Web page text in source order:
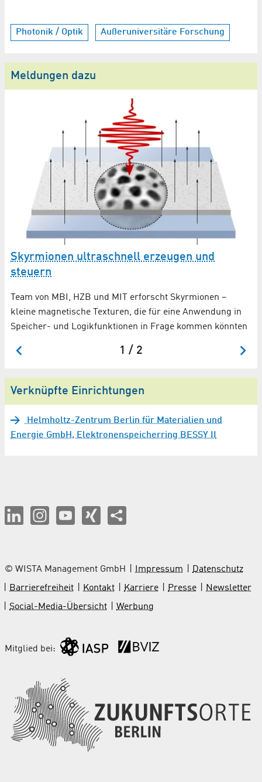
Photonik / Optik Außeruniversitäre Forschung
Meldungen dazu
Skyrmionen ultraschnell erzeugen und
steuern
Team von MBI, HZB und MIT erforscht Skyrmionen –
kleine magnetische Texturen, die für eine Anwendung in
Speicher- und Logikfunktionen in Frage kommen könnten
1 / 2
Verknüpfte Einrichtungen
Helmholtz-Zentrum Berlin für Materialien und
Energie GmbH, Elektronenspeicherring BESSY II
© WISTA Management GmbH Impressum
Datenschutz
Barrierefreiheit
Kontakt Karriere Presse
Newsletter
Social-Media-Übersicht
Werbung
Mitglied bei: